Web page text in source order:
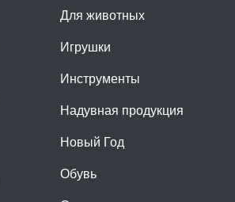
Для животных
Игрушки
Инструменты
Надувная продукция
Новый Год
Обувь